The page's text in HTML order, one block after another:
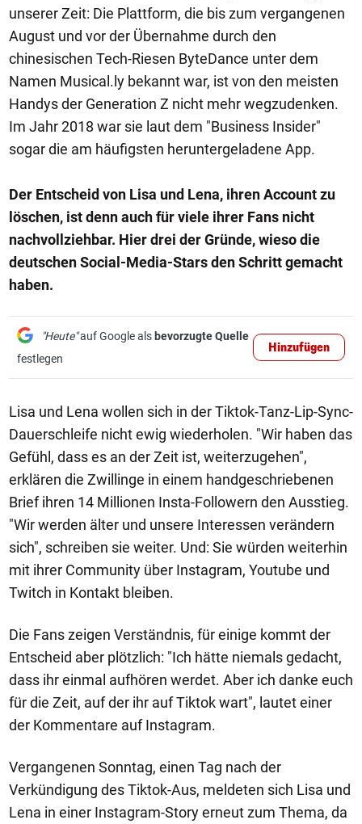
unserer Zeit: Die Plattform, die bis zum vergangenen
August und vor der Übernahme durch den
chinesischen Tech-Riesen ByteDance unter dem
Namen Musical.ly bekannt war, ist von den meisten
Handys der Generation Z nicht mehr wegzudenken.
Im Jahr 2018 war sie laut dem "Business Insider"
sogar die am häufigsten heruntergeladene App.
Der Entscheid von Lisa und Lena, ihren Account zu
löschen, ist denn auch für viele ihrer Fans nicht
nachvollziehbar. Hier drei der Gründe, wieso die
deutschen Social-Media-Stars den Schritt gemacht
haben.
"Heute"auf Google als bevorzugte Quelle
festlegen
Hinzufügen
Lisa und Lena wollen sich in der Tiktok-Tanz-Lip-Sync-
Dauerschleife nicht ewig wiederholen. "Wir haben das
Gefühl, dass es an der Zeit ist, weiterzugehen",
erklären die Zwillinge in einem handgeschriebenen
Brief ihren 14 Millionen Insta-Followern den Ausstieg.
"Wir werden älter und unsere Interessen verändern
sich", schreiben sie weiter. Und: Sie würden weiterhin
mit ihrer Community über Instagram, Youtube und
Twitch in Kontakt bleiben.
Die Fans zeigen Verständnis, für einige kommt der
Entscheid aber plötzlich: "Ich hätte niemals gedacht,
dass ihr einmal aufhören werdet. Aber ich danke euch
für die Zeit, auf der ihr auf Tiktok wart", lautet einer
der Kommentare auf Instagram.
Vergangenen Sonntag, einen Tag nach der
Verkündigung des Tiktok-Aus, meldeten sich Lisa und
Lena in einer Instagram-Story erneut zum Thema, da